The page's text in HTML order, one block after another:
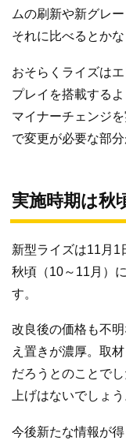
ムの刷新や新グレ
それに比べるとか
おそらくライズは
プレイを搭載する
マイナーチェンジ
で変更が必要な部
実施時期は秋
新型ライズは11月1
秋頃（10～11月）
す。
改良後の価格も不
え置きが濃厚。取
だろうとのことで
上げはないでしょう
今後新たな情報が